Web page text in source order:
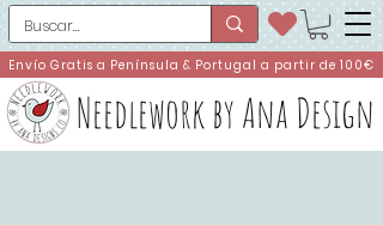
Needlework by Ana Design
Envío Gratis a Península & Portugal a partir de 100€